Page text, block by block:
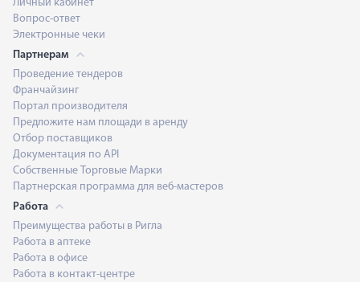
Личный кабинет
Вопрос-ответ
Электронные чеки
Партнерам
Проведение тендеров
Франчайзинг
Портал производителя
Предложите нам площади в аренду
Отбор поставщиков
Документация по API
Собственные Торговые Марки
Партнерская программа для веб-мастеров
Работа
Преимущества работы в Ригла
Работа в аптеке
Работа в офисе
Работа в контакт-центре